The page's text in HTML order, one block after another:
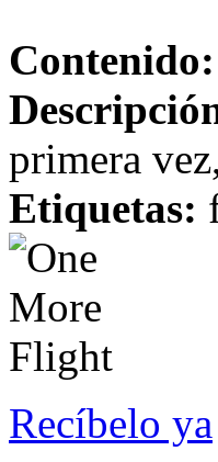
Contenido:
primera
Etiquetas:
Recíbelo ya